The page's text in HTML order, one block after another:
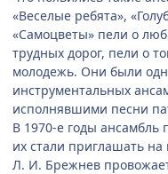
«Веселые ребята»,
«Самоцветы» пели о
трудных дорог, пели о
молодежь. Они были
инструментальных
исполнявшими песни
В 1970-е годы ансамбль
их стали приглашать
Л. И. Брежнев